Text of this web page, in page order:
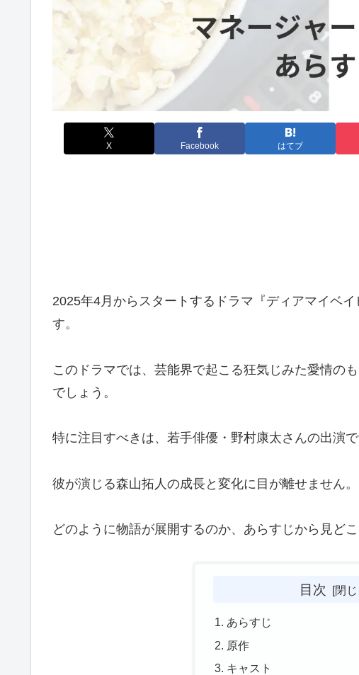
X Facebook はてブ
2025年4月からスタートするドラマ『ディアマイベ
す。
このドラマでは、芸能界で起こる狂気じみた愛情の
でしょう。
特に注目すべきは、若手俳優・野村康太さんの出演で
彼が演じる森山拓人の成長と変化に目が離せません。
どのように物語が展開するのか、あらすじから見どこ
目次
あらすじ
原作
キャスト